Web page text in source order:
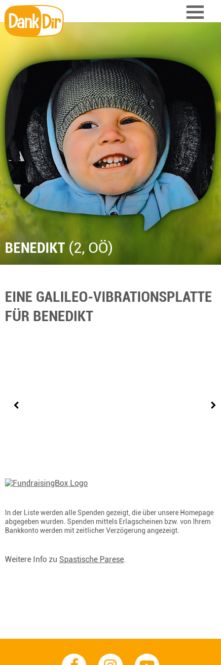
BENEDIKT (2, OÖ)
EINE GALILEO-VIBRATIONSPLATTE
FÜR BENEDIKT
In der Liste werden alle Spenden gezeigt, die über unsere Homepage
abgegeben wurden. Spenden mittels Erlagscheinen bzw. von Ihrem
Bankkonto werden mit zeitlicher Verzögerung angezeigt.
Weitere Info zu Spastische Parese.